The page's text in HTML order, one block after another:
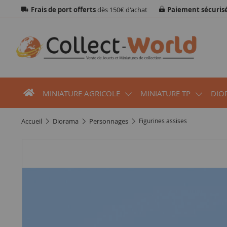
Frais de port offertsdès 150€ d'achat Paiement
MINIATURE AGRICOLE MINIATURE TP
accueil diorama personnages Figurines assises